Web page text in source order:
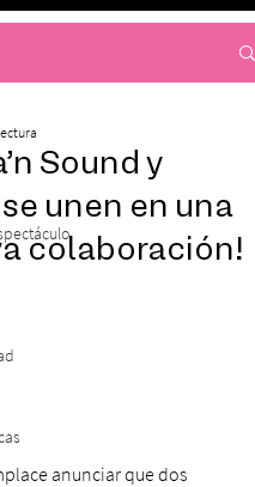
Sound y
unen en una
colaboración!
anunciar que dos